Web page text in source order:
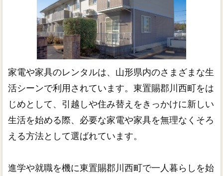
家電や家具のレンタルは、山形県内のさまざまな生
活シーンで利用されています。東置賜郡川西町をは
じめとして、引越しや住み替えをきっかけに新しい
生活を始める際、必要な家電や家具を無理なくそろ
える方法として選ばれています。
進学や就職を機に東置賜郡川西町で一人暮らしを始